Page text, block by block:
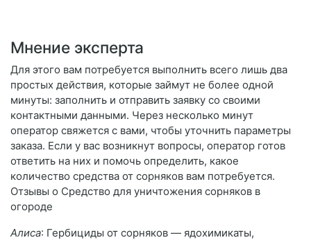
Мнение эксперта
Для этого вам потребуется выполнить всего лишь два
простых действия, которые займут не более одной
минуты: заполнить и отправить заявку со своими
контактными данными. Через несколько минут
оператор свяжется с вами, чтобы уточнить параметры
заказа. Если у вас возникнут вопросы, оператор готов
ответить на них и помочь определить, какое
количество средства от сорняков вам потребуется.
Отзывы о Средство для уничтожения сорняков в
огороде
Алиса: Гербициды от сорняков — ядохимикаты,